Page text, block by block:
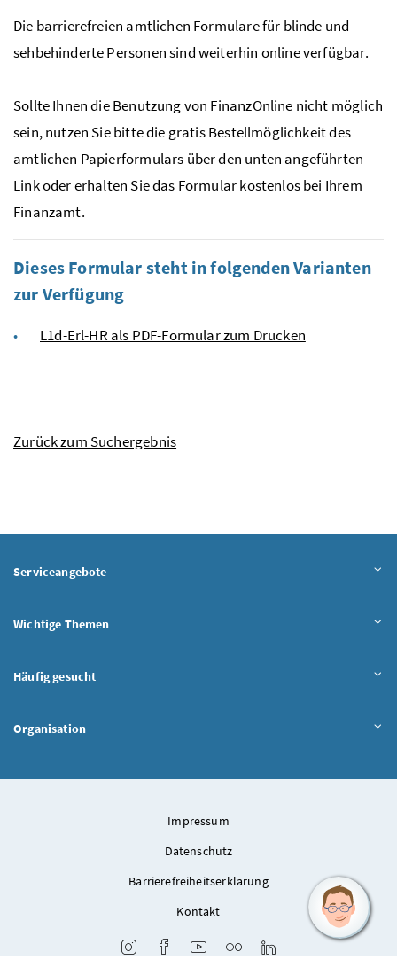
Die barrierefreien amtlichen Formulare für blinde und
sehbehinderte Personen sind weiterhin online verfügbar.
Sollte Ihnen die Benutzung von FinanzOnline nicht möglich
sein, nutzen Sie bitte die gratis Bestellmöglichkeit des
amtlichen Papierformulars über den unten angeführten
Link oder erhalten Sie das Formular kostenlos bei Ihrem
Finanzamt.
Dieses Formular steht in folgenden Varianten
zur Verfügung
L1d-Erl-HR als PDF-Formular zum Drucken
Zurück zum Suchergebnis
Serviceangebote
Wichtige Themen
Häufig gesucht
Organisation
Impressum
Datenschutz
Barrierefreiheitserklärung
Kontakt
InstagramFacebookYoutubeFlickr